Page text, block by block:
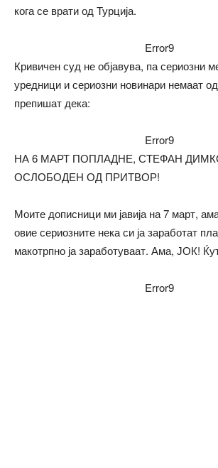
кога се врати од Турција.
Error9
Кривичен суд не објавува, па сериозни
уредници и сериозни новинари немаат
препишат дека:
Error9
НА 6 МАРТ ПОПЛАДНЕ, СТЕФАН
ОСЛОБОДЕН ОД ПРИТВОР!
Моите дописници ми јавија на 7 март,
овие сериозните нека си ја заработат
макотрпно ја заработуваат. Ама, ЈОК!
Error9